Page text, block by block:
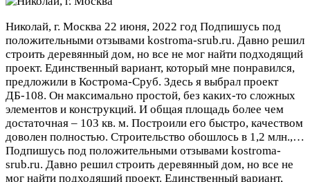
Николай, г. Москва 22 июня, 2022 год Подпишусь под
положительными отзывами kostroma-srub.ru. Давно решил
строить деревянный дом, но все не мог найти подходящий
проект. Единственный вариант, который мне понравился,
предложили в Кострома-Сруб. Здесь я выбрал проект
ДБ-108. Он максимально простой, без каких-то сложных
элементов и конструкций. И общая площадь более чем
достаточная – 103 кв. м. Построили его быстро, качеством
доволен полностью. Строительство обошлось в 1,2 млн.,…
Подпишусь под положительными отзывами kostroma-
srub.ru. Давно решил строить деревянный дом, но все не
мог найти подходящий проект. Единственный вариант,